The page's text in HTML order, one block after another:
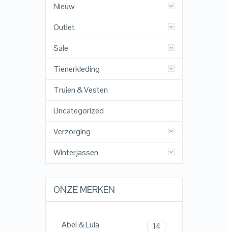
Nieuw
Outlet
Sale
Tienerkleding
Truien & Vesten
Uncategorized
Verzorging
Winterjassen
ONZE MERKEN
Abel & Lula 14